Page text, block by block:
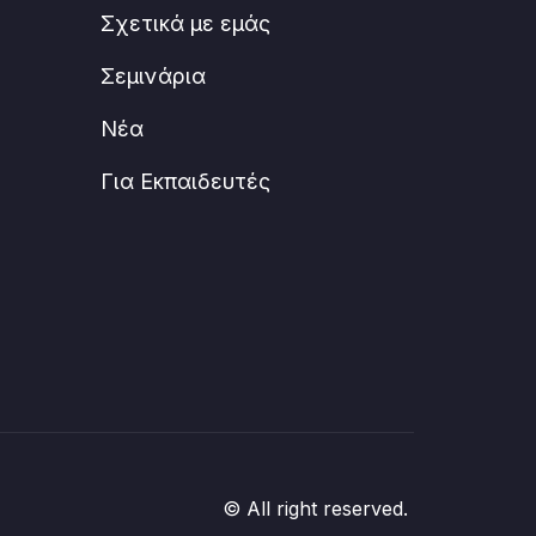
Σχετικά με εμάς
Σεμινάρια
Νέα
Για Εκπαιδευτές
© All right reserved.